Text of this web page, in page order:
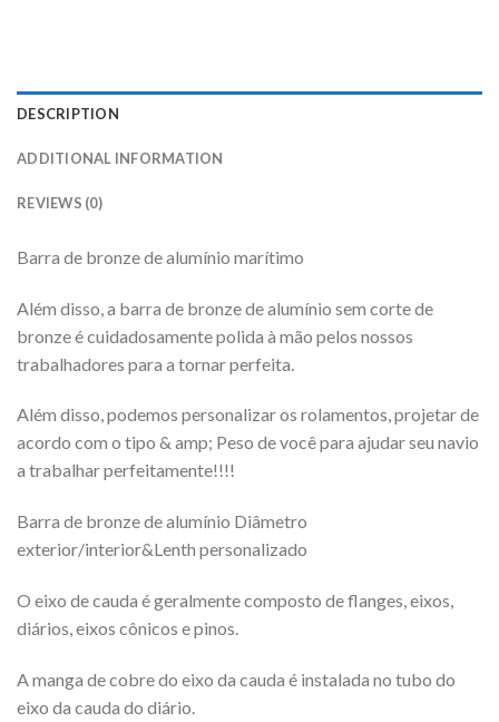
DESCRIPTION
ADDITIONAL INFORMATION
REVIEWS (0)
Barra de bronze de alumínio marítimo
Além disso, a barra de bronze de alumínio sem corte de
bronze é cuidadosamente polida à mão pelos nossos
trabalhadores para a tornar perfeita.
Além disso, podemos personalizar os rolamentos, projetar de
acordo com o tipo & amp; Peso de você para ajudar seu navio
a trabalhar perfeitamente!!!!
Barra de bronze de alumínio Diâmetro
exterior/interior&Lenth personalizado
O eixo de cauda é geralmente composto de flanges, eixos,
diários, eixos cônicos e pinos.
A manga de cobre do eixo da cauda é instalada no tubo do
eixo da cauda do diário.